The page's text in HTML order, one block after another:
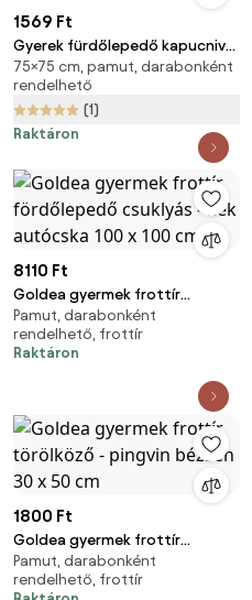
1569 Ft
Gyerek fürdőlepedő kapucnival
KODA 75x75 cm, szürke
75×75 cm, pamut, darabonként
rendelhető
(1)
Raktáron
8110 Ft
Goldea gyermek frottír
fördőlepedő csuklyás - kék
autócska 100 x 100 cm
Pamut, darabonként
rendelhető, frottír
Raktáron
1800 Ft
Goldea gyermek frottír
törölköző - pingvin bézsen 30 x
50 cm
Pamut, darabonként
rendelhető, frottír